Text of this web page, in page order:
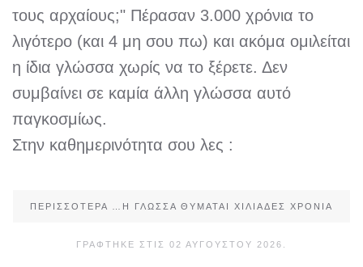
τους αρχαίους;" Πέρασαν 3.000 χρόνια το
λιγότερο (και 4 μη σου πω) και ακόμα ομιλείται
η ίδια γλώσσα χωρίς να το ξέρετε. Δεν
συμβαίνει σε καμία άλλη γλώσσα αυτό
παγκοσμίως.
Στην καθημερινότητα σου λες :
ΠΕΡΙΣΣΌΤΕΡΑ …Η ΓΛΏΣΣΑ ΘΥΜΆΤΑΙ ΧΙΛΙΆΔΕΣ ΧΡΌΝΙΑ
ΓΡΆΦΤΗΚΕ ΣΤΙΣ 02 ΑΥΓΟΎΣΤΟΥ 2026